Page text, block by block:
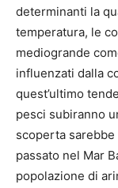
determinanti la
temperatura, le
mediogrande
influenzati dalla
quest’ultimo
pesci subiranno
scoperta
passato nel Mar
popolazione di